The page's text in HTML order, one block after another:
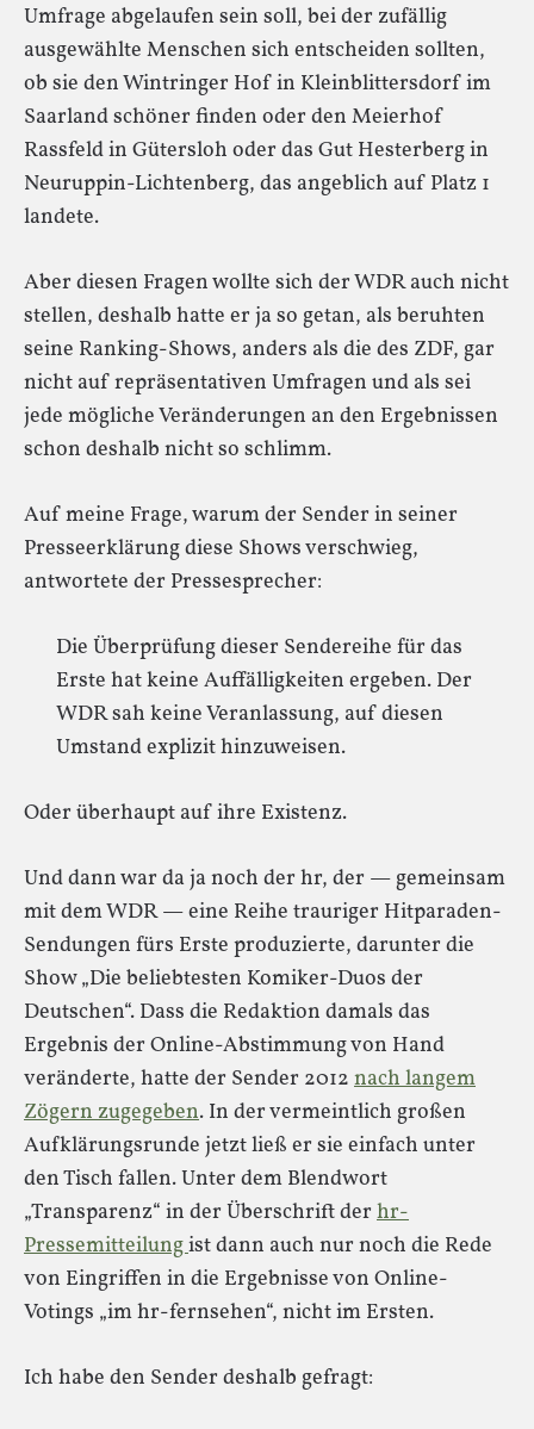
Umfrage abgelaufen sein soll, bei der zufällig
ausgewählte Menschen sich entscheiden sollten,
ob sie den Wintringer Hof in Kleinblittersdorf im
Saarland schöner finden oder den Meierhof
Rassfeld in Gütersloh oder das Gut Hesterberg in
Neuruppin-Lichtenberg, das angeblich auf Platz 1
landete.
Aber diesen Fragen wollte sich der WDR auch nicht
stellen, deshalb hatte er ja so getan, als beruhten
seine Ranking-Shows, anders als die des ZDF, gar
nicht auf repräsentativen Umfragen und als sei
jede mögliche Veränderungen an den Ergebnissen
schon deshalb nicht so schlimm.
Auf meine Frage, warum der Sender in seiner
Presseerklärung diese Shows verschwieg,
antwortete der Pressesprecher:
Die Überprüfung dieser Sendereihe für das
Erste hat keine Auffälligkeiten ergeben. Der
WDR sah keine Veranlassung, auf diesen
Umstand explizit hinzuweisen.
Oder überhaupt auf ihre Existenz.
Und dann war da ja noch der hr, der — gemeinsam
mit dem WDR — eine Reihe trauriger Hitparaden-
Sendungen fürs Erste produzierte, darunter die
Show „Die beliebtesten Komiker-Duos der
Deutschen“. Dass die Redaktion damals das
Ergebnis der Online-Abstimmung von Hand
veränderte, hatte der Sender 2012 nach langem
Zögern zugegeben. In der vermeintlich großen
Aufklärungsrunde jetzt ließ er sie einfach unter
den Tisch fallen. Unter dem Blendwort
„Transparenz“ in der Überschrift der hr-
Pressemitteilungist dann auch nur noch die Rede
von Eingriffen in die Ergebnisse von Online-
Votings „im hr-fernsehen“, nicht im Ersten.
Ich habe den Sender deshalb gefragt: